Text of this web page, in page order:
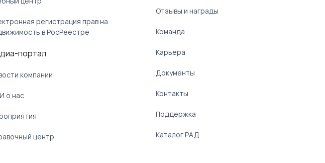
регистрация прав на
в РосРеестре
портал
компании
о нас
центр
Отзывы и награды
Команда
Карьера
Документы
Контакты
Поддержка
Каталог РАД